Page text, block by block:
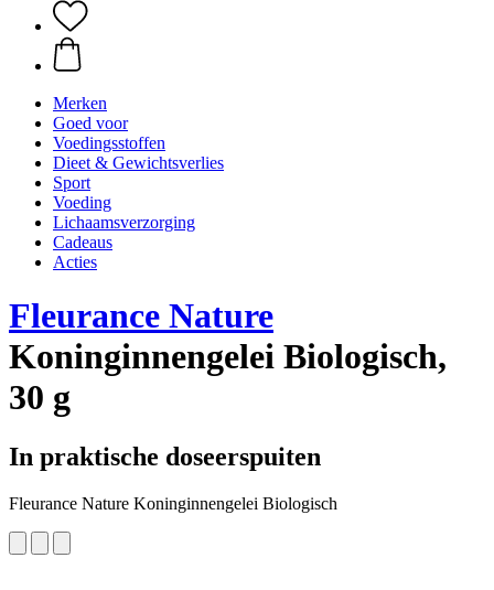
Merken
Goed voor
Voedingsstoffen
Dieet & Gewichtsverlies
Sport
Voeding
Lichaamsverzorging
Cadeaus
Acties
Fleurance Nature
Koninginnengelei Biologisch,
30 g
In praktische doseerspuiten
Fleurance Nature Koninginnengelei Biologisch